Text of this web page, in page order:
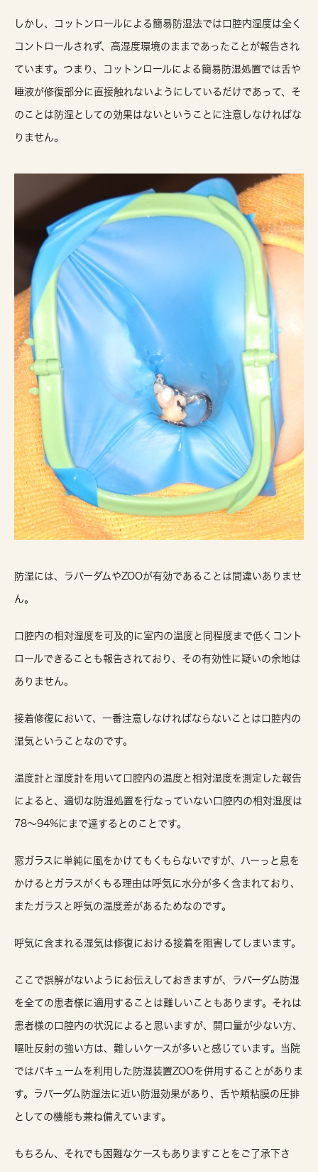
しかし、コットンロールによる簡易防湿法では口腔内湿度は全く
コントロールされず、高湿度環境のままであったことが報告され
ています。つまり、コットンロールによる簡易防湿処置では舌や
唾液が修復部分に直接触れないようにしているだけであって、そ
のことは防湿としての効果はないということに注意しなければな
りません。
防湿には、ラバーダムやZOOが有効であることは間違いありませ
ん。
口腔内の相対湿度を可及的に室内の温度と同程度まで低くコント
ロールできることも報告されており、その有効性に疑いの余地は
ありません。
接着修復において、一番注意しなければならないことは口腔内の
湿気ということなのです。
温度計と湿度計を用いて口腔内の温度と相対湿度を測定した報告
によると、適切な防湿処置を行なっていない口腔内の相対湿度は
78～94%にまで達するとのことです。
窓ガラスに単純に風をかけてもくもらないですが、ハーっと息を
かけるとガラスがくもる理由は呼気に水分が多く含まれており、
またガラスと呼気の温度差があるためなのです。
呼気に含まれる湿気は修復における接着を阻害してしまいます。
ここで誤解がないようにお伝えしておきますが、ラバーダム防湿
を全ての患者様に適用することは難しいこともあります。それは
患者様の口腔内の状況によると思いますが、開口量が少ない方、
嘔吐反射の強い方は、難しいケースが多いと感じています。当院
ではバキュームを利用した防湿装置ZOOを併用することがありま
す。ラバーダム防湿法に近い防湿効果があり、舌や頬粘膜の圧排
としての機能も兼ね備えています。
もちろん、それでも困難なケースもありますことをご了承下さ